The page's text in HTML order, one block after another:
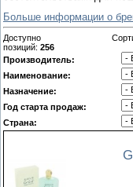
Больше информации о
Доступно
позиций: 256
Производитель:
Наименование:
Назначение:
Год старта продаж:
Страна: